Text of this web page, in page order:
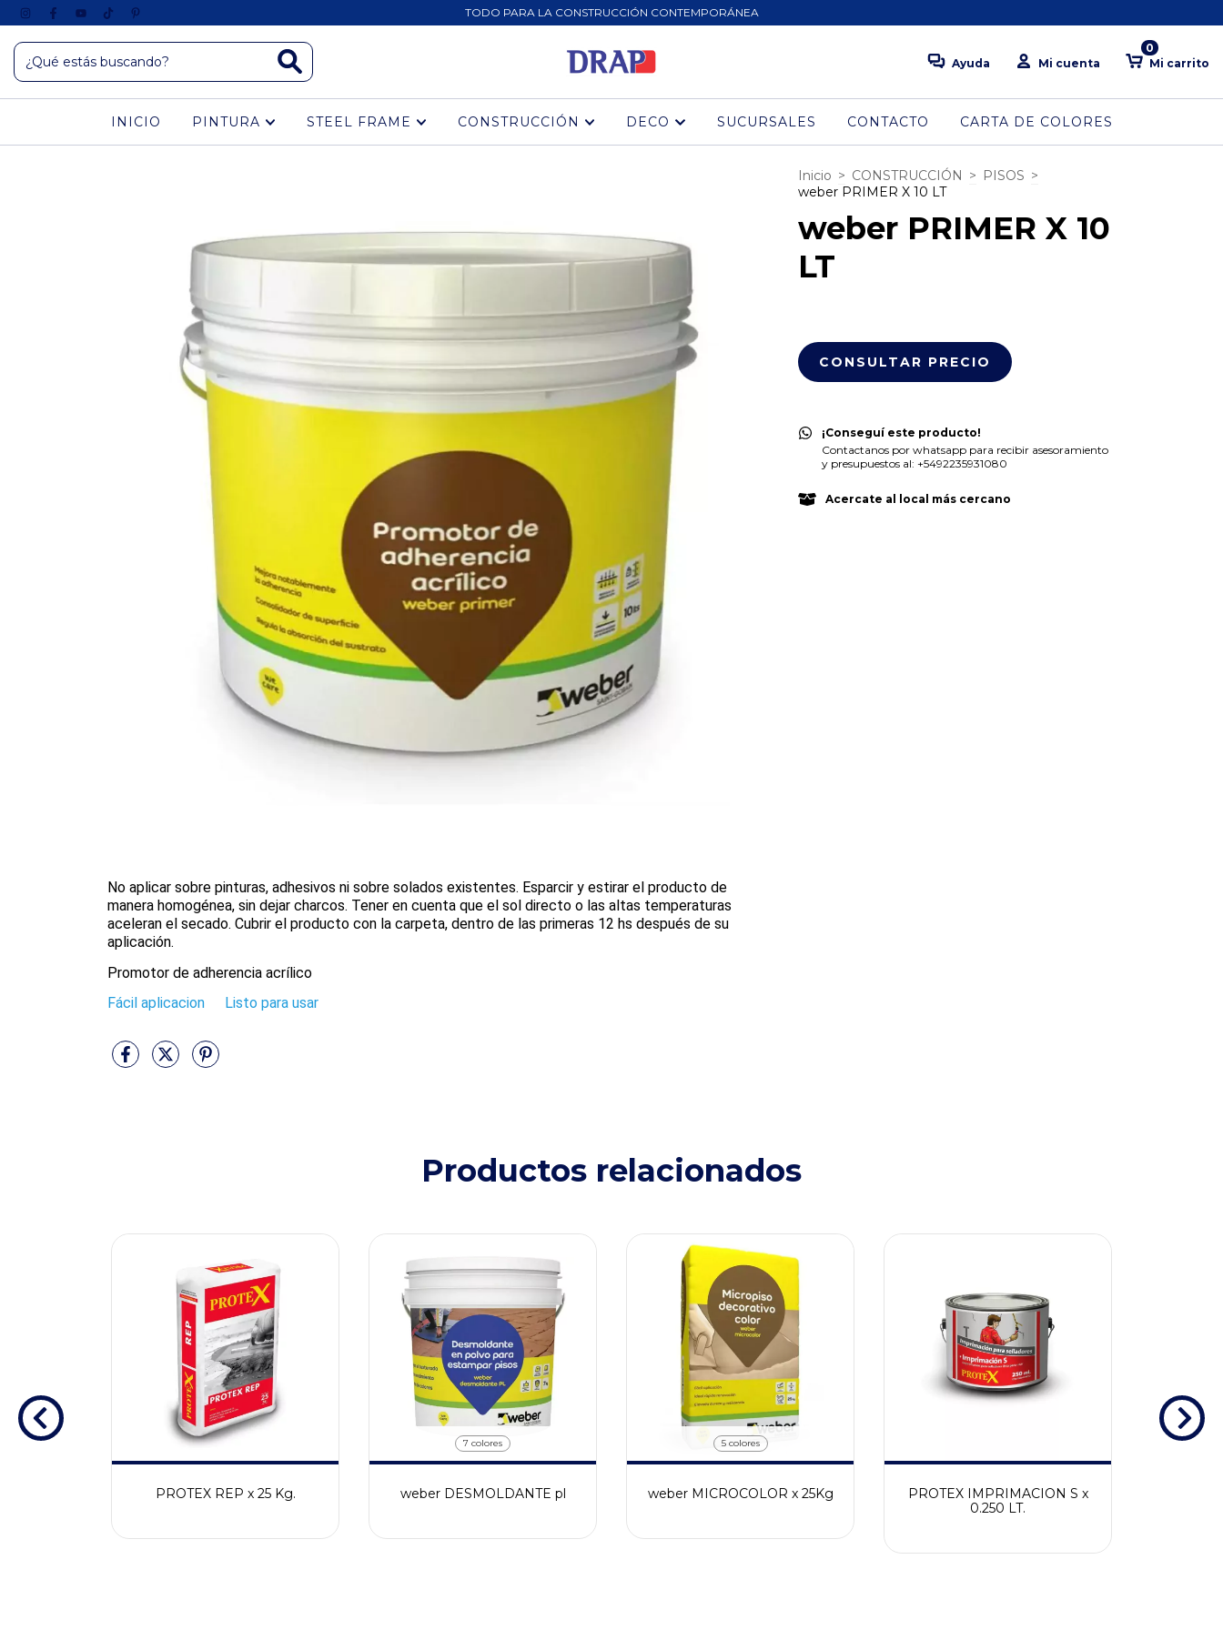
TODO PARA LA CONSTRUCCIÓN CONTEMPORÁNEA
Ayuda Mi cuenta Mi carrito
0
INICIO PINTURA STEEL FRAME CONSTRUCCIÓN DECO SUCURSALES CONTACTO CARTA DE COLORES
No aplicar sobre pinturas, adhesivos ni sobre solados existentes. Esparcir y estirar el producto de
manera homogénea, sin dejar charcos. Tener en cuenta que el sol directo o las altas temperaturas
aceleran el secado. Cubrir el producto con la carpeta, dentro de las primeras 12 hs después de su
aplicación.
Promotor de adherencia acrílico
Fácil aplicacion
Listo para usar
Inicio > CONSTRUCCIÓN > PISOS >
weber PRIMER X 10 LT
weber PRIMER X 10
LT
¡Conseguí este producto!
Contactanos por whatsapp para recibir asesoramiento
y presupuestos al: +5492235931080
Acercate al local más cercano
Productos relacionados
PROTEX REP x 25 Kg.
7 colores
weber DESMOLDANTE pl
5 colores
weber MICROCOLOR x 25Kg
PROTEX IMPRIMACION S x
0.250 LT.